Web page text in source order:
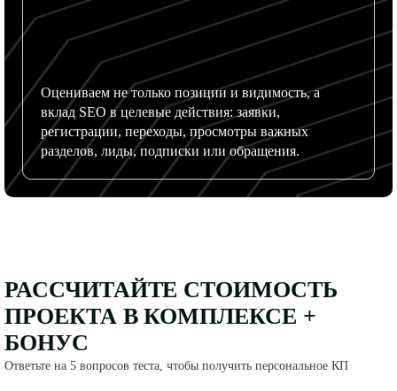
Оцениваем не только позиции и видимость, а
вклад SEO в целевые действия: заявки,
регистрации, переходы, просмотры важных
разделов, лиды, подписки или обращения.
РАССЧИТАЙТЕ СТОИМОСТЬ
ПРОЕКТА В КОМПЛЕКСЕ +
БОНУС​
Ответьте на 5 вопросов теста, чтобы получить персональное КП​